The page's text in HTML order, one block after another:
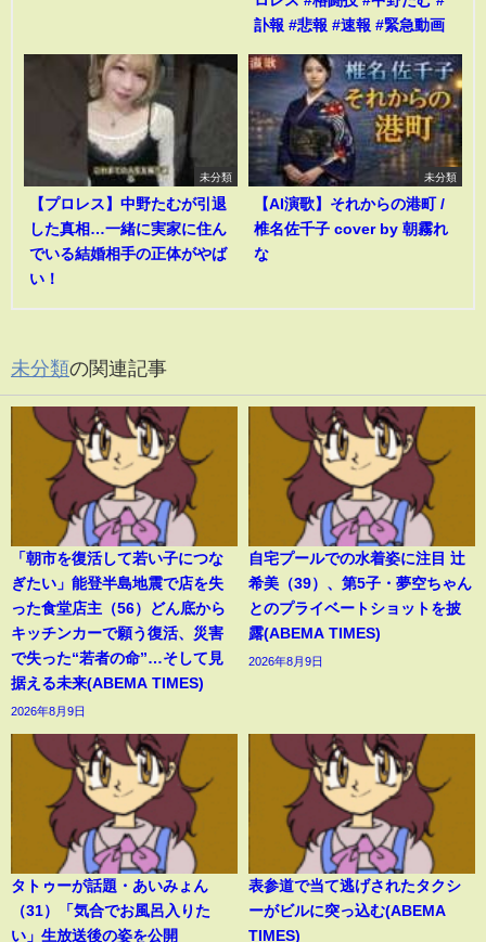
訃報 #悲報 #速報 #緊急動画
未分類
【プロレス】中野たむが引退
した真相…一緒に実家に住ん
でいる結婚相手の正体がやば
い！
未分類
【AI演歌】それからの港町 /
椎名佐千子 cover by 朝霧れ
な
未分類の関連記事
「朝市を復活して若い子につな
ぎたい」能登半島地震で店を失
った食堂店主（56）どん底から
キッチンカーで願う復活、災害
で失った“若者の命”…そして見
据える未来(ABEMA TIMES)
2026年8月9日
自宅プールでの水着姿に注目 辻
希美（39）、第5子・夢空ちゃん
とのプライベートショットを披
露(ABEMA TIMES)
2026年8月9日
タトゥーが話題・あいみょん
（31）「気合でお風呂入りた
い」生放送後の姿を公開
表参道で当て逃げされたタクシ
ーがビルに突っ込む(ABEMA
TIMES)